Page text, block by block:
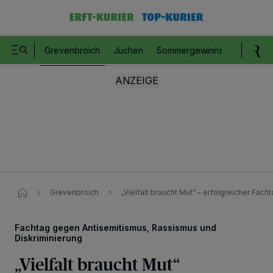
Grevenbroich Jüchen Sommergewinnspiel
Grevenbroich „Vielfalt braucht Mut“ – erfolgreicher
Fachtag gegen Antisemitismus, Rassismus und
Diskriminierung
„Vielfalt braucht Mut“